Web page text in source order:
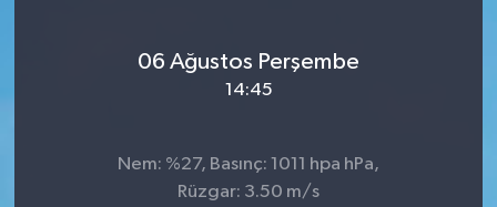
06 Ağustos Perşembe
14:45
Nem: %27, Basınç: 1011 hpa hPa,
Rüzgar: 3.50 m/s